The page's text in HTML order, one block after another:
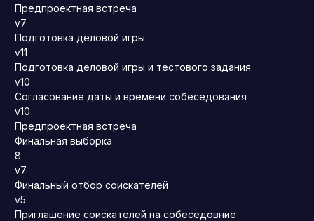
Предпроектная встреча
v7
Подготовка деловой игры
v11
Подготовка деловой игры и тестового задания
v10
Согласование даты и времени собеседования
v10
Предпроектная встреча
Финальная выборка
8
v7
Финальный отбор соискателей
v5
Приглашение соискателей на собеседовние